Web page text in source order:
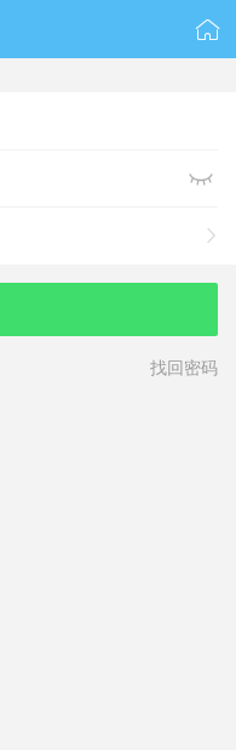



找回密码